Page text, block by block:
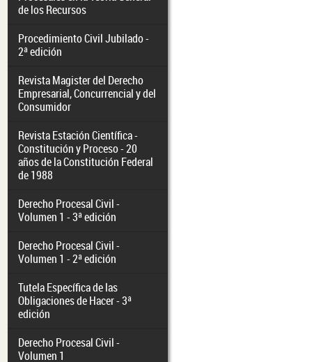
de los Recursos
Procedimiento Civil Jubilado -
2ª edición
Revista Magister del Derecho
Empresarial, Concurrencial y del
Consumidor
Revista Estación Científica -
Constitución y Proceso - 20
años de la Constitución Federal
de 1988
Derecho Procesal Civil -
Volumen 1 - 3ª edición
Derecho Procesal Civil -
Volumen 1 - 2ª edición
Tutela Específica de las
Obligaciones de Hacer - 3ª
edición
Derecho Procesal Civil -
Volumen 1